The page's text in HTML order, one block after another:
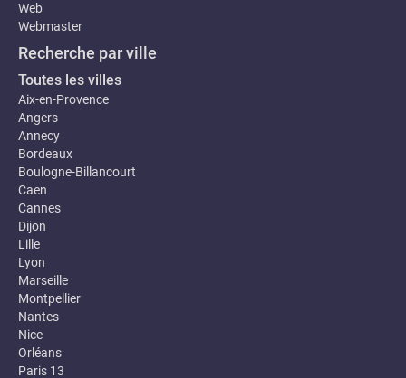
Web
Webmaster
Recherche par ville
Toutes les villes
Aix-en-Provence
Angers
Annecy
Bordeaux
Boulogne-Billancourt
Caen
Cannes
Dijon
Lille
Lyon
Marseille
Montpellier
Nantes
Nice
Orléans
Paris 13